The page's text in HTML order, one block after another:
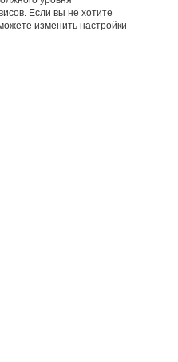
Если вы не хотите
изменить настройки